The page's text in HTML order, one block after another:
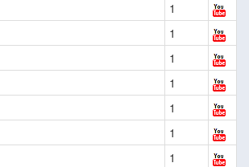
1
1
1
1
1
1
1